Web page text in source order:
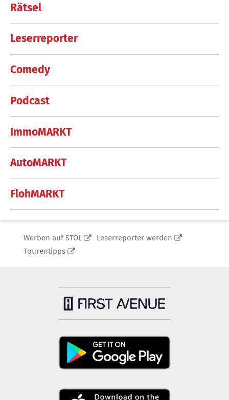
Rätsel
Leserreporter
Comedy
Podcast
ImmoMARKT
AutoMARKT
FlohMARKT
Werben auf STOL
Leserreporter werden
Tourentipps